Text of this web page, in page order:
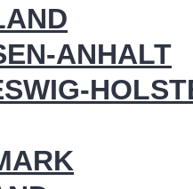
ANHALT